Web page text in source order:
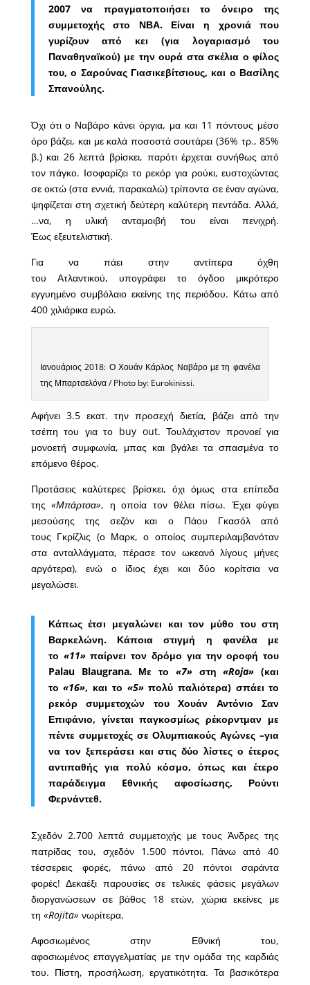
2007 να πραγματοποιήσει το όνειρο της
συμμετοχής στο ΝΒΑ. Είναι η χρονιά που
γυρίζουν από κει (για λογαριασμό του
Παναθηναϊκού) με την ουρά στα σκέλια ο φίλος
του, ο Σαρούνας Γιασικεβίτσιους, και ο Βασίλης
Σπανούλης.
Όχι ότι ο Ναβάρο κάνει όργια, μα και 11 πόντους μέσο
όρο βάζει, και με καλά ποσοστά σουτάρει (36% τρ., 85%
β.) και 26 λεπτά βρίσκει, παρότι έρχεται συνήθως από
τον πάγκο. Ισοφαρίζει το ρεκόρ για ρούκι, ευστοχώντας
σε οκτώ (στα εννιά, παρακαλώ) τρίποντα σε έναν αγώνα,
ψηφίζεται στη σχετική δεύτερη καλύτερη πεντάδα. Αλλά,
…να, η υλική ανταμοιβή του είναι πενιχρή.
Έως εξευτελιστική.
Για να πάει στην αντίπερα όχθη
του Ατλαντικού, υπογράφει το όγδοο μικρότερο
εγγυημένο συμβόλαιο εκείνης της περιόδου. Κάτω από
400 χιλιάρικα ευρώ.
Ιανουάριος 2018: Ο Χουάν Κάρλος Ναβάρο με τη φανέλα
της Μπαρτσελόνα / Photo by: Eurokinissi.
Αφήνει 3.5 εκατ. την προσεχή διετία, βάζει από την
τσέπη του για το buy out. Τουλάχιστον προνοεί για
μονοετή συμφωνία, μπας και βγάλει τα σπασμένα το
επόμενο θέρος.
Προτάσεις καλύτερες βρίσκει, όχι όμως στα επίπεδα
της«Μπάρτσα», η οποία τον θέλει πίσω. Έχει φύγει
μεσούσης της σεζόν και ο Πάου Γκασόλ από
τους Γκρίζλις (ο Μαρκ, ο οποίος συμπεριλαμβανόταν
στα ανταλλάγματα, πέρασε τον ωκεανό λίγους μήνες
αργότερα), ενώ ο ίδιος έχει και δύο κορίτσια να
μεγαλώσει.
Κάπως έτσι μεγαλώνει και τον μύθο του στη
Βαρκελώνη. Κάποια στιγμή η φανέλα με
το «11»παίρνει τον δρόμο για την οροφή του
Palau Blaugrana. Με το «7»στη«Roja» (και
το«16», και το «5»πολύ παλιότερα) σπάει το
ρεκόρ συμμετοχών του Χουάν Αντόνιο Σαν
Επιφάνιο, γίνεται παγκοσμίως ρέκορντμαν με
πέντε συμμετοχές σε Ολυμπιακούς Αγώνες –για
να τον ξεπεράσει και στις δύο λίστες ο έτερος
αντιπαθής για πολύ κόσμο, όπως και έτερο
παράδειγμα Eθνικής αφοσίωσης, Ρούντι
Φερνάντεθ.
Σχεδόν 2.700 λεπτά συμμετοχής με τους Άνδρες της
πατρίδας του, σχεδόν 1.500 πόντοι. Πάνω από 40
τέσσερεις φορές, πάνω από 20 πόντοι σαράντα
φορές! Δεκαέξι παρουσίες σε τελικές φάσεις μεγάλων
διοργανώσεων σε βάθος 18 ετών, χώρια εκείνες με
τη «Rojita» νωρίτερα.
Αφοσιωμένος στην Εθνική του,
αφοσιωμένος επαγγελματίας με την ομάδα της καρδιάς
του. Πίστη, προσήλωση, εργατικότητα. Τα βασικότερα